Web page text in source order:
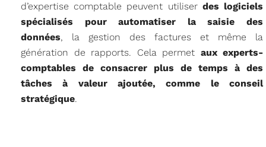
d’expertise comptable peuvent utiliserdes logiciels
spécialisés pour automatiser la saisie des
données, la gestion des factures et même la
génération de rapports. Cela permet aux experts-
comptables de consacrer plus de temps à des
tâches à valeur ajoutée, comme le conseil
stratégique.